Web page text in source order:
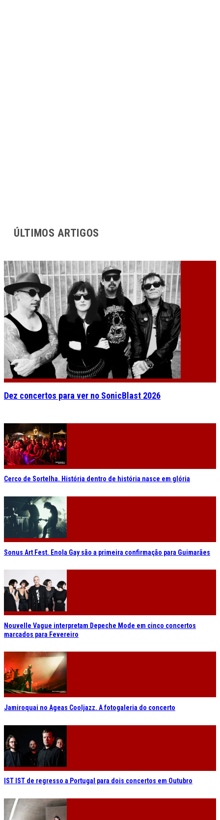
ÚLTIMOS ARTIGOS
Dez concertos para ver no SonicBlast 2026
Cerco de Sortelha. História dentro de história nasce em glória
Sonus Art Fest. Enola Gay são a primeira confirmação para Guimarães
Nouvelle Vague interpretam Depeche Mode em cinco concertos
marcados para Fevereiro
Jamiroquai no Ageas Cooljazz. A fotogaleria do concerto
IST IST de regresso a Portugal para dois concertos em Outubro